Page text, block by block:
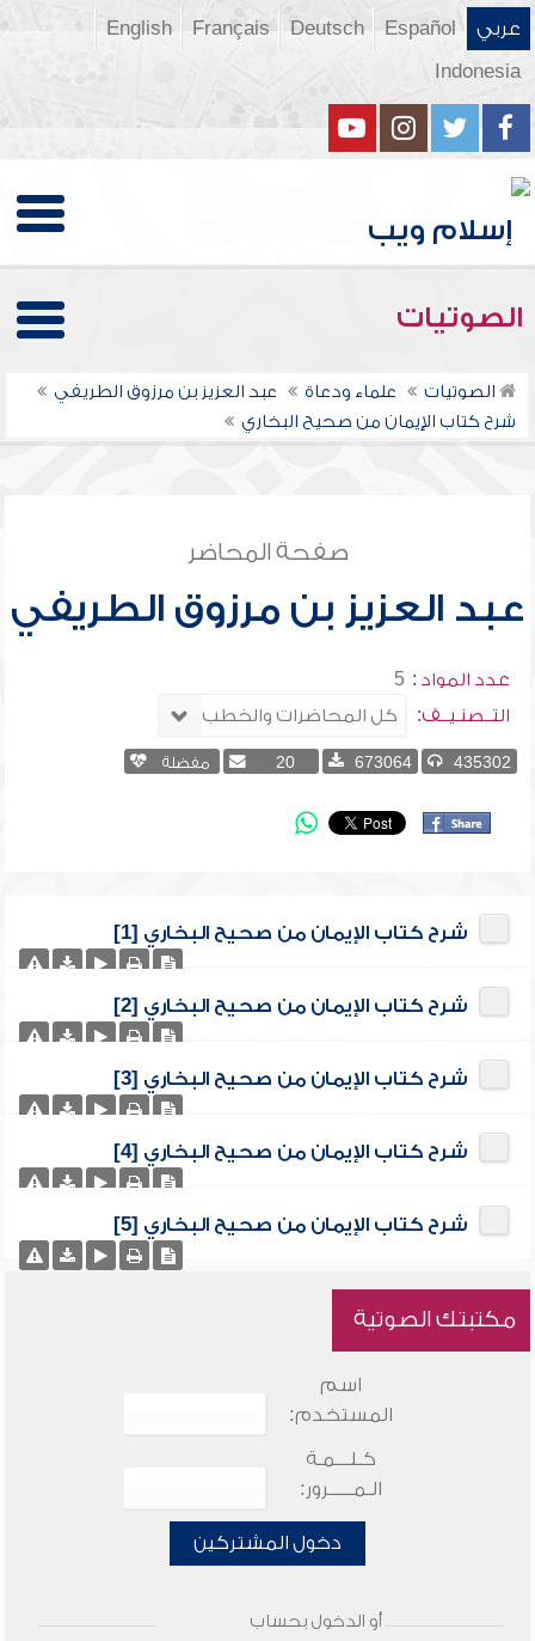
عربي Español
Deutsch
Français
English
Indonesia
الصوتيات
الصوتيات علماء ودعاة
عبد العزيز بن مرزوق الطريفي
شرح كتاب الإيمان من صحيح البخاري
صفحة المحاضر
عبد العزيز بن مرزوق الطريفي
عدد المواد : 5
التــصنـيــف:
435302
673064
20 مفضلة
شرح كتاب الإيمان من صحيح البخاري [1]
شرح كتاب الإيمان من صحيح البخاري [2]
شرح كتاب الإيمان من صحيح البخاري [3]
شرح كتاب الإيمان من صحيح البخاري [4]
شرح كتاب الإيمان من صحيح البخاري [5]
مكتبتك الصوتية
اسم
المستخدم:
كـلـــمـة
الـمـــــرور:
دخول المشتركين
أو الدخول بحساب